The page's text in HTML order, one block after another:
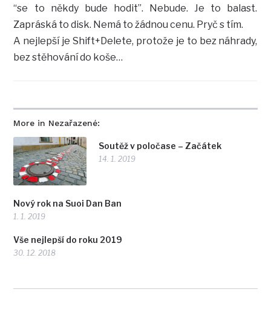
More in Nezařazené:
Soutěž v poločase – Začátek
14. 1. 2019
Nový rok na Suoi Dan Ban
1. 1. 2019
Vše nejlepší do roku 2019
30. 12. 2018
“se to někdy bude hodit”. Nebude. Je to balast.
Zapráská to disk. Nemá to žádnou cenu. Pryč s tím.
A nejlepší je Shift+Delete, protože je to bez náhrady,
bez stěhování do koše…